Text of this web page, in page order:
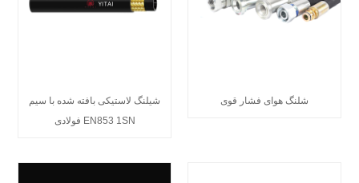
شیلنگ لاستیکی بافته شده با سیم
فولادی EN853 1SN
شلنگ هوای فشار قوی